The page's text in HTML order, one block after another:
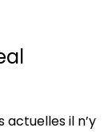
actuelles il n’y